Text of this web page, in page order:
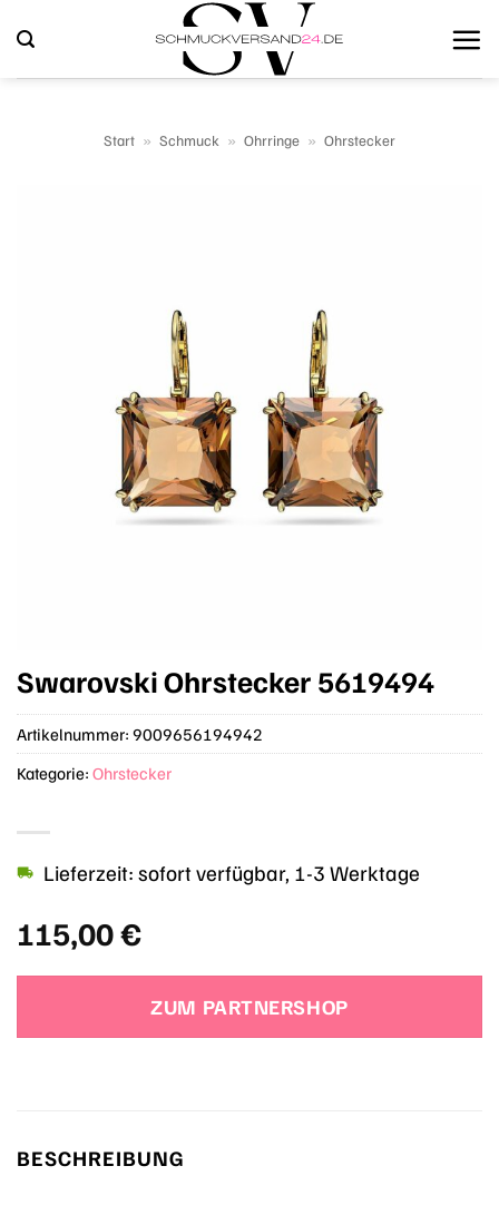
Inhalt
springen
Start » Schmuck » Ohrringe » Ohrstecker
Swarovski Ohrstecker 5619494
115,00€
Lieferzeit: sofort verfügbar, 1-3 Werktage
ZUM PARTNERSHOP
Artikelnummer: 9009656194942
Kategorie: Ohrstecker
BESCHREIBUNG